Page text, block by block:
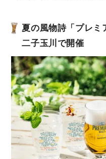
夏の風物詩「プレミ
二子玉川で開催